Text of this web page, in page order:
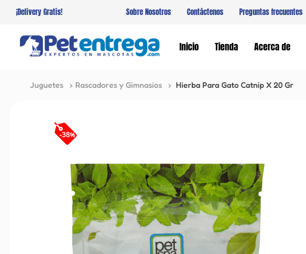
¡Delivery Gratis! Sobre Nosotros Contáctenos Preguntas frecuentes
Inicio Tienda Acerca de
Juguetes Rascadores y Gimnasios Hierba Para Gato Catnip X 20 Gr
-38%